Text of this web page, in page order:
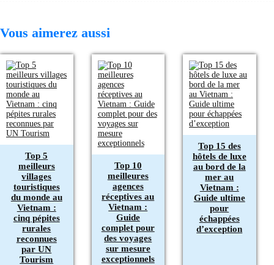
Vous aimerez aussi
Top 5
meilleurs
villages
touristiques
du monde au
Vietnam :
cinq pépites
rurales
reconnues
par UN
Tourism
Top 10
meilleures
agences
réceptives au
Vietnam :
Guide
complet pour
des voyages
sur mesure
exceptionnels
Top 15 des
hôtels de luxe
au bord de la
mer au
Vietnam :
Guide ultime
pour
échappées
d’exception